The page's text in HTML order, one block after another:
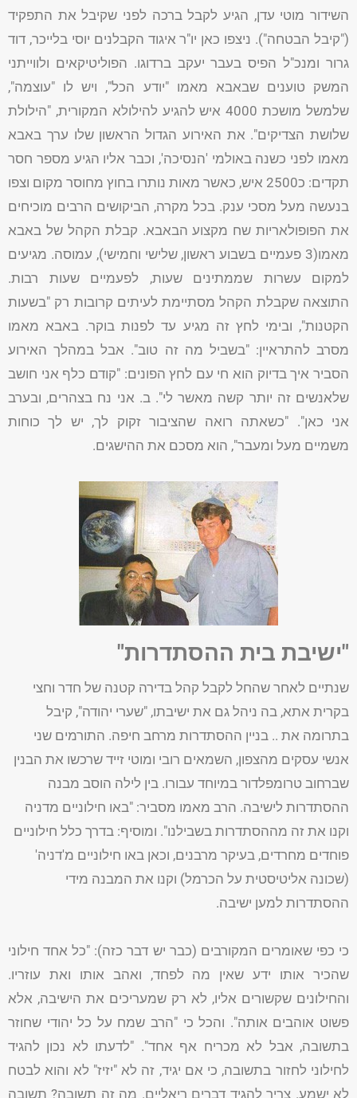
השידור מוטי עדן, הגיע לקבל ברכה לפני שקיבל את התפקיד
("קיבל הבטחה"). ניצפו כאן יו"ר איגוד הקבלנים יוסי בלייכר, דוד
גרור ומנכ"ל הפיס בעבר יעקב ברדוגו. הפוליטיקאים ולווייתני
המשק טוענים שבאבא מאמו "יודע הכל", ויש לו "עוצמה",
שלמשל מושכת 4000 איש להגיע להילולא המקורית, "הילולת
שלושת הצדיקים". את האירוע הגדול הראשון שלו ערך באבא
מאמו לפני כשנה באולמי 'הנסיכה', וכבר אליו הגיע מספר חסר
תקדים: כ2500 איש, כאשר מאות נותרו בחוץ מחוסר מקום וצפו
בנעשה מעל מסכי ענק. בכל מקרה, הביקושים הרבים מוכיחים
את הפופולאריות שח מקצוע הבאבא. קבלת הקהל של באבא
מאמו(3 פעמיים בשבוע ראשון, שלישי וחמישי), עמוסה. מגיעים
למקום עשרות שממתינים שעות, לפעמיים שעות רבות.
התוצאה שקבלת הקהל מסתיימת לעיתים קרובות רק "בשעות
הקטנות", ובימי לחץ זה מגיע עד לפנות בוקר. באבא מאמו
מסרב להתראיין: "בשביל מה זה טוב". אבל במהלך האירוע
הסביר איך בדיוק הוא חי עם לחץ הפונים: "קודם כלף אני חושב
שלאנשים זה יותר קשה מאשר לי". ב. אני נח בצהרים, ובערב
אני כאן". "כשאתה רואה שהציבור זקוק לך, יש לך כוחות
משמיים מעל ומעבר", הוא מסכם את ההישגים.
"ישיבת בית ההסתדרות"
שנתיים לאחר שהחל לקבל קהל בדירה קטנה של חדר וחצי
בקרית אתא, בה ניהל גם את ישיבתו, "שערי יהודה", קיבל
בתרומה את .. בניין ההסתדרות מרחב חיפה. התורמים שני
אנשי עסקים מהצפון, השמאים רובי ומוטי זייד שרכשו את הבנין
שברחוב טרומפלדור במיוחד עבורו. בין לילה הוסב מבנה
ההסתדרות לישיבה. הרב מאמו מסביר: "באו חילוניים מדניה
וקנו את זה מההסתדרות בשבילנו". ומוסיף: בדרך כלל חילוניים
פוחדים מחרדים, בעיקר מרבנים, וכאן באו חילוניים מ'דניה'
(שכונה אליטיסטית על הכרמל) וקנו את המבנה מידי
ההסתדרות למען ישיבה.
כי כפי שאומרים המקורבים (כבר יש דבר כזה): "כל אחד חילוני
שהכיר אותו ידע שאין מה לפחד, ואהב אותו ואת עוזריו.
והחילונים שקשורים אליו, לא רק שמעריכים את הישיבה, אלא
פשוט אוהבים אותה". והכל כי "הרב שמח על כל יהודי שחוזר
בתשובה, אבל לא מכריח אף אחד". "לדעתו לא נכון להגיד
לחילוני לחזור בתשובה, כי אם יגיד, זה לא "יזיז" לא והוא לבטח
לא ישמע. צריך להגיד דברים ריאליים. מה זה תשובה? תשובה